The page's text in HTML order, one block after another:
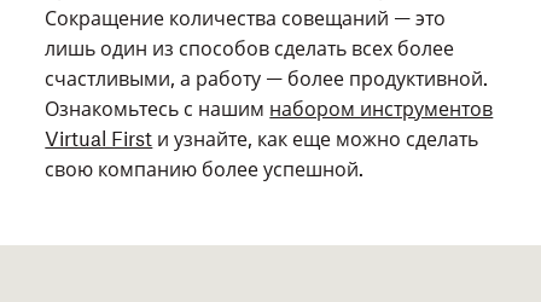
Сокращение количества совещаний — это
лишь один из способов сделать всех более
счастливыми, а работу — более продуктивной.
Ознакомьтесь с нашим набором инструментов
Virtual First и узнайте, как еще можно сделать
свою компанию более успешной.